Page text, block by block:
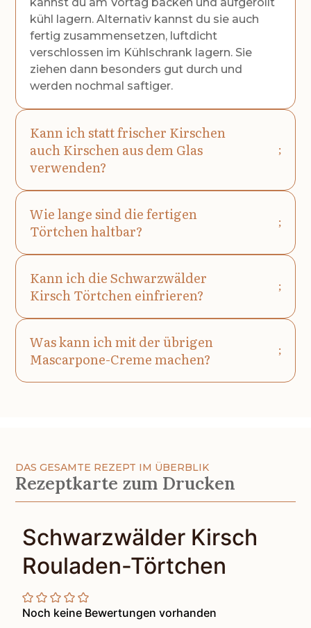
kühl lagern. Alternativ kannst du sie auch
fertig zusammensetzen, luftdicht
verschlossen im Kühlschrank lagern. Sie
ziehen dann besonders gut durch und
werden nochmal saftiger.
Kann ich statt frischer Kirschen
auch Kirschen aus dem Glas
verwenden?
Wie lange sind die fertigen
Törtchen haltbar?
Kann ich die Schwarzwälder
Kirsch Törtchen einfrieren?
Was kann ich mit der übrigen
Mascarpone-Creme machen?
DAS GESAMTE REZEPT IM ÜBERBLIK
Rezeptkarte zum Drucken
Schwarzwälder Kirsch
Rouladen-Törtchen
Noch keine Bewertungen vorhanden